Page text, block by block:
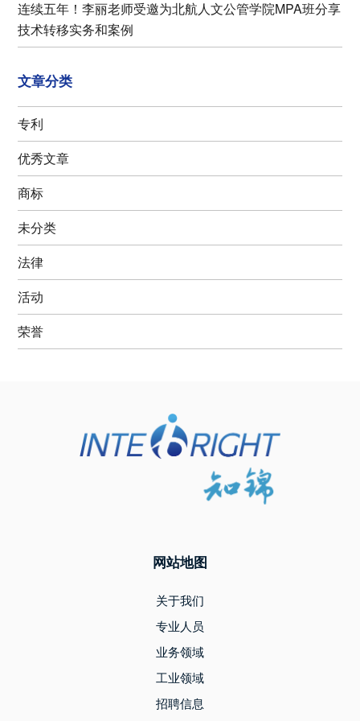
连续五年！李丽老师受邀为北航人文公管学院MPA班分享
技术转移实务和案例
文章分类
专利
优秀文章
商标
未分类
法律
活动
荣誉
网站地图
关于我们
专业人员
业务领域
工业领域
招聘信息